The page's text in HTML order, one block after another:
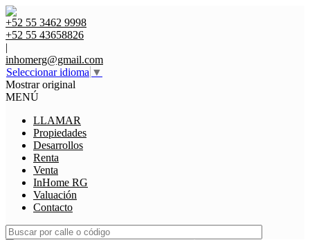
+52 55 3462 9998
+52 55 43658826
|
inhomerg@gmail.com
Seleccionar idioma ▼
Mostrar original
MENÚ
LLAMAR
Propiedades
Desarrollos
Renta
Venta
InHome RG
Valuación
Contacto